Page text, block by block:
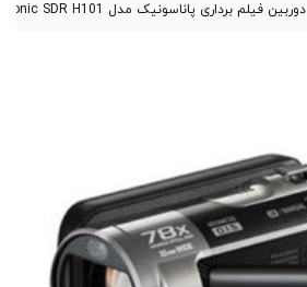
دوربین فیلم برداری پاناسونیک مدل Panasonic SDR H101